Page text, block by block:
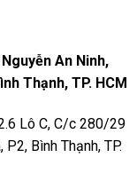
An Ninh,
Thạnh, TP. HCM
Lô C, C/c 280/29
P2, Bình Thạnh, TP.